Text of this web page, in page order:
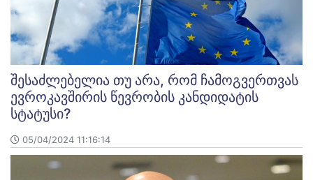
შესაძლებელია თუ არა, რომ ჩამოგვერთვას
ევროკავშირის წევრობის კანდიდატის
სტატუსი?
05/04/2024 11:16:14